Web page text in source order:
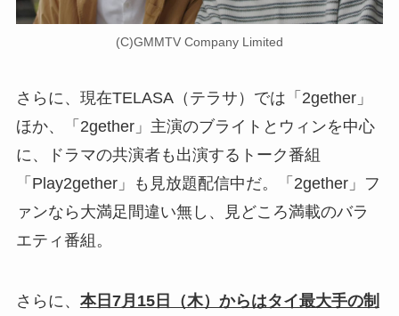
(C)GMMTV Company Limited
さらに、現在TELASA（テラサ）では「2gether」
ほか、「2gether」主演のブライトとウィンを中心
に、ドラマの共演者も出演するトーク番組
「Play2gether」も見放題配信中だ。「2gether」フ
ァンなら大満足間違い無し、見どころ満載のバラ
エティ番組。
さらに、 本日7月15日（木）からはタイ最大手の制